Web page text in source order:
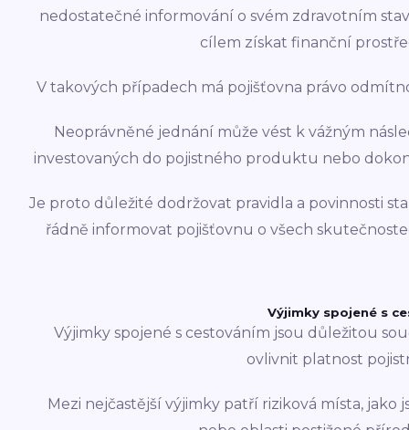
nedostatečné informování o svém zdravotním
cílem získat finanční
V takových případech má pojišťovna právo
Neoprávněné jednání může vést k vážným
investovaných do pojistného produktu nebo
Je proto důležité dodržovat pravidla a povinnosti
řádně informovat pojišťovnu o všech
Výjimky spojené s
Výjimky spojené s cestováním jsou důležitou
ovlivnit platnost
Mezi nejčastější výjimky patří riziková místa,